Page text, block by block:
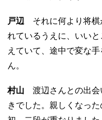
戸辺 それに何より将棋
れているうえに、いい
えていて、途中で変な
ん。
村山 渡辺さんとの出会
きでした。親しくなっ